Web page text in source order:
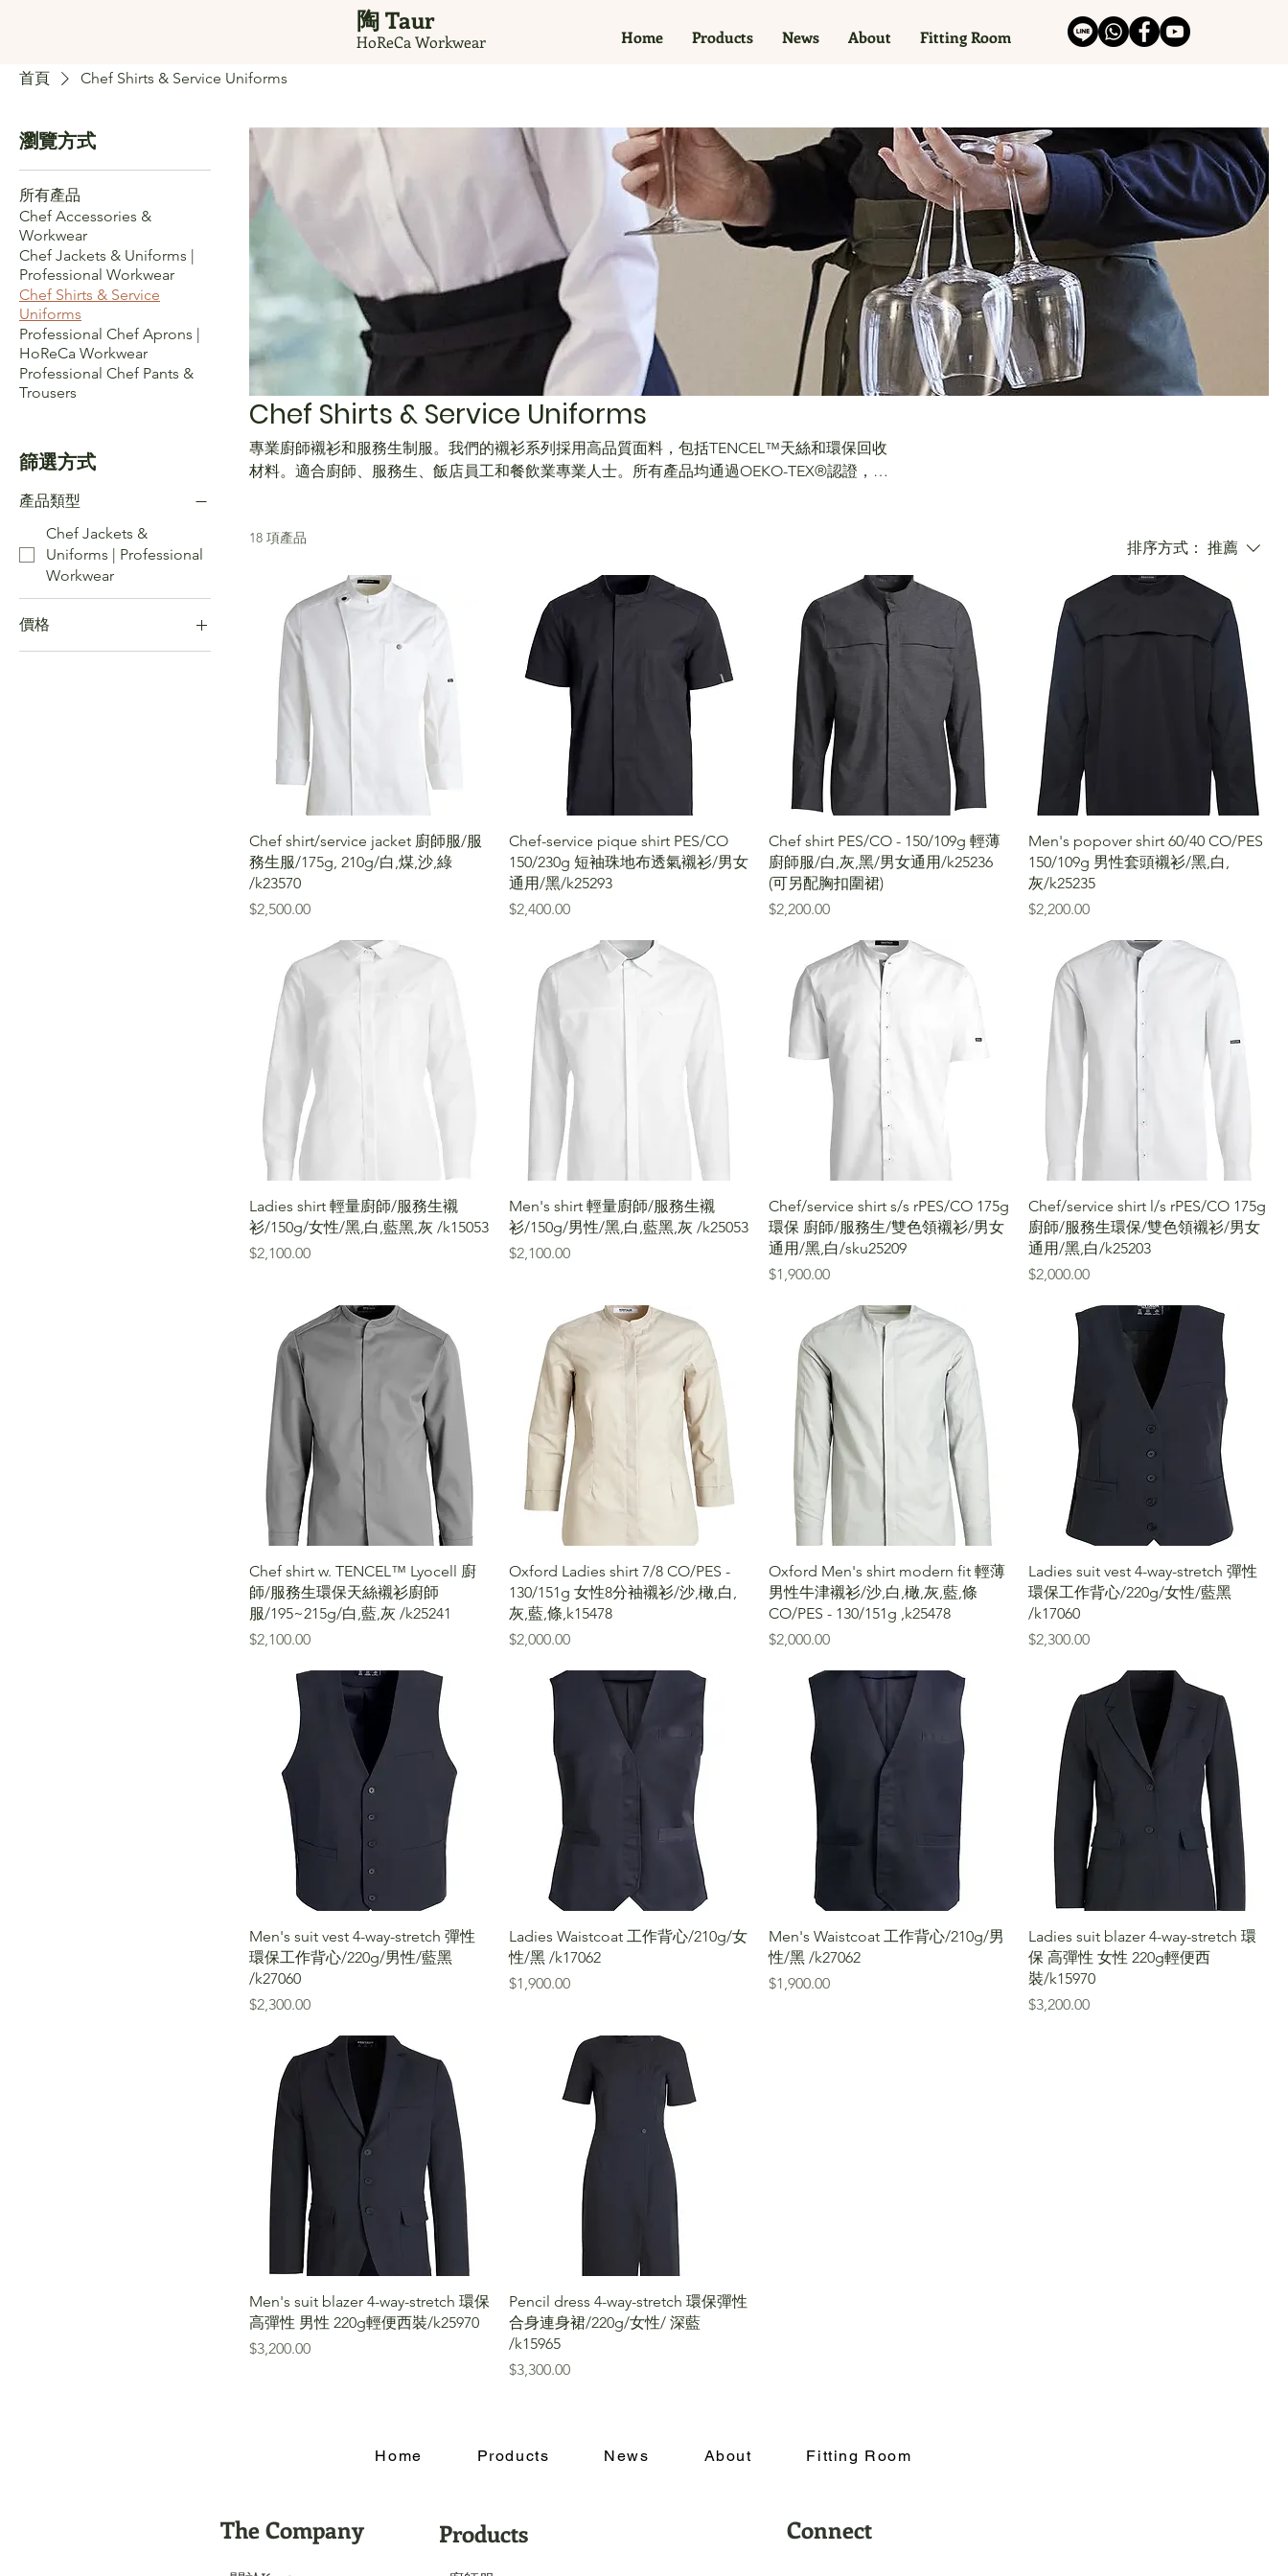
​ 陶 Taur​
HoReCa Workwear Home Products News About Fitting Room
首頁 Chef Shirts & Service Uniforms
瀏覽方式
所有產品
Chef Accessories &
Workwear
Chef Jackets & Uniforms |
Professional Workwear
Chef Shirts & Service
Uniforms
Professional Chef Aprons |
HoReCa Workwear
Professional Chef Pants &
Trousers
篩選方式
產品類型
Chef Jackets &
Uniforms | Professional
Workwear
價格
Chef Shirts & Service Uniforms
專業廚師襯衫和服務生制服。我們的襯衫系列採用高品質面料，包括TENCEL™天絲和環保回收
材料。適合廚師、服務生、飯店員工和餐飲業專業人士。所有產品均通過OEKO-TEX®認證，提
18 項產品
排序方式： 推薦
Chef shirt/service jacket 廚師服/服
務生服/175g, 210g/白,煤,沙,綠
/k23570
價格
$2,500.00
Chef-service pique shirt PES/CO
150/230g 短袖珠地布透氣襯衫/男女
通用/黑/k25293
價格
$2,400.00
Chef shirt PES/CO - 150/109g 輕薄
廚師服/白,灰,黑/男女通用/k25236
(可另配胸扣圍裙)
價格
$2,200.00
Men's popover shirt 60/40 CO/PES
150/109g 男性套頭襯衫/黑,白,
灰/k25235
價格
$2,200.00
Ladies shirt 輕量廚師/服務生襯
衫/150g/女性/黑,白,藍黑,灰 /k15053
價格
$2,100.00
Men's shirt 輕量廚師/服務生襯
衫/150g/男性/黑,白,藍黑,灰 /k25053
價格
$2,100.00
Chef/service shirt s/s rPES/CO 175g
環保 廚師/服務生/雙色領襯衫/男女
通用/黑,白/sku25209
價格
$1,900.00
Chef/service shirt l/s rPES/CO 175g
廚師/服務生環保/雙色領襯衫/男女
通用/黑,白/k25203
價格
$2,000.00
Chef shirt w. TENCEL™ Lyocell 廚
師/服務生環保天絲襯衫廚師
服/195~215g/白,藍,灰 /k25241
價格
$2,100.00
Oxford Ladies shirt 7/8 CO/PES -
130/151g 女性8分袖襯衫/沙,橄,白,
灰,藍,條,k15478
價格
$2,000.00
Oxford Men's shirt modern fit 輕薄
男性牛津襯衫/沙,白,橄,灰,藍,條
CO/PES - 130/151g ,k25478
價格
$2,000.00
Ladies suit vest 4-way-stretch 彈性
環保工作背心/220g/女性/藍黑
/k17060
價格
$2,300.00
Men's suit vest 4-way-stretch 彈性
環保工作背心/220g/男性/藍黑
/k27060
價格
$2,300.00
Ladies Waistcoat 工作背心/210g/女
性/黑 /k17062
價格
$1,900.00
Men's Waistcoat 工作背心/210g/男
性/黑 /k27062
價格
$1,900.00
Ladies suit blazer 4-way-stretch 環
保 高彈性 女性 220g輕便西
裝/k15970
價格
$3,200.00
Men's suit blazer 4-way-stretch 環保
高彈性 男性 220g輕便西裝/k25970
價格
$3,200.00
Pencil dress 4-way-stretch 環保彈性
合身連身裙/220g/女性/ 深藍
/k15965
價格
$3,300.00
Home Products News About Fitting Room
The Company Products Connect